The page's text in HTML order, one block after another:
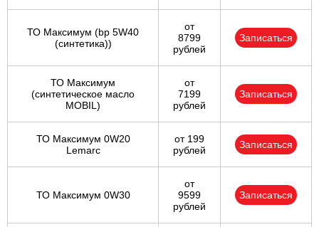
ТО Максимум (bp 5W40
(синтетика))
от
8799
рублей
Записаться
ТО Максимум
(cинтетическое масло
MOBIL)
от
7199
рублей
Записаться
ТО Максимум 0W20
Lemarc
от 199
рублей
Записаться
ТО Максимум 0W30
от
9599
рублей
Записаться